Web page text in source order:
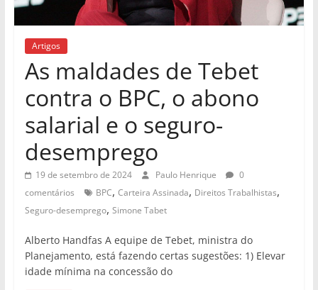
Artigos
As maldades de Tebet
contra o BPC, o abono
salarial e o seguro-
desemprego
19 de setembro de 2024 Paulo Henrique
0
comentários
BPC, Carteira Assinada, Direitos Trabalhistas,
Seguro-desemprego, Simone Tabet
Alberto Handfas A equipe de Tebet, ministra do
Planejamento, está fazendo certas sugestões: ㅤ1) Elevar
idade mínima na concessão do